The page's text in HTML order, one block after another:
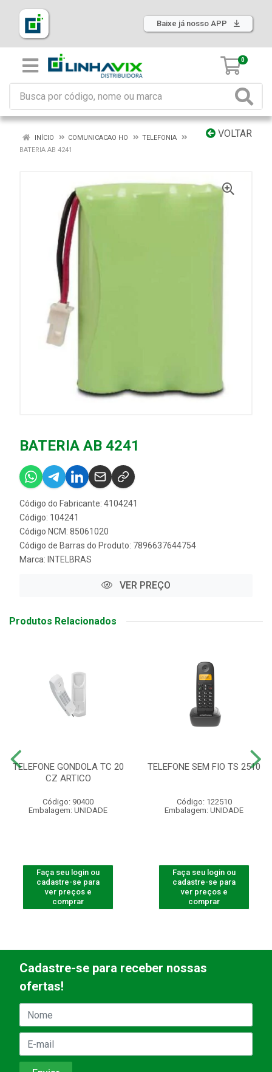
Baixe já nosso APP
0
VOLTAR
INÍCIO COMUNICACAO HO
TELEFONIA
BATERIA AB 4241
BATERIA AB 4241
Código do Fabricante: 4104241
Código: 104241
Código NCM: 85061020
Código de Barras do Produto: 7896637644754
Marca: INTELBRAS
VER PREÇO
Produtos Relacionados
TELEFONE GONDOLA TC 20
CZ ARTICO
Código: 90400
Embalagem: UNIDADE
Faça seu login ou
cadastre-se para
ver preços e
comprar
TELEFONE SEM FIO TS 2510
Código: 122510
Embalagem: UNIDADE
Faça seu login ou
cadastre-se para
ver preços e
comprar
Cadastre-se para receber nossas
ofertas!